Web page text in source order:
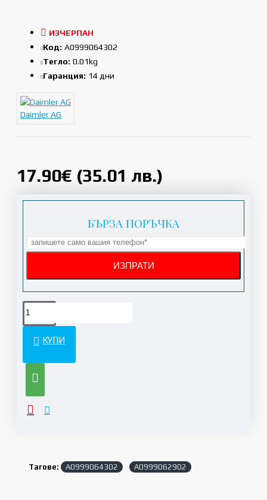
17.90€ (35.01 лв.)
ИЗЧЕРПАН
Код: A0999064302
Тегло: 0.01kg
Гаранция: 14 дни
Daimler AG
БЪРЗА ПОРЪЧКА
КУПИ
Тагове: A0999064302 A0999062902